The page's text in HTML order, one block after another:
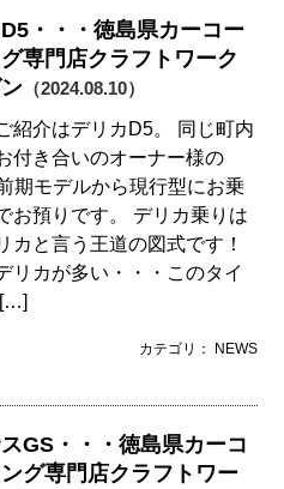
・・・徳島県カーコー
専門店クラフトワーク
（2024.08.10）
紹介はデリカD5。 同じ町内
付き合いのオーナー様の
期モデルから現行型にお乗
お預りです。 デリカ乗りは
カと言う王道の図式です！
リカが多い・・・このタイ
[…]
カテゴリ： NEWS
GS・・・徳島県カーコ
グ専門店クラフトワー